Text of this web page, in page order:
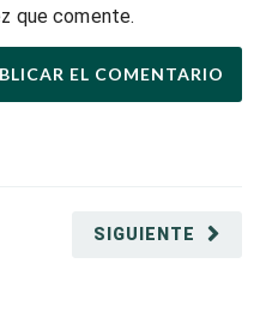
que comente.
SIGUIENTE